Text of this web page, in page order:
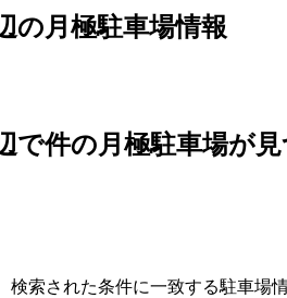
の月極駐車場情報
で件の月極駐車場が
検索された条件に一致する駐車場